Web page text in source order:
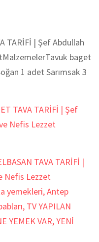
TARİFİ | Şef Abdullah
baget
1 adet Sarımsak 3
TAVA TARİFİ | Şef
Nefis Lezzet
yemekleri,Antep
, TV YAPILAN
YEMEK VAR,YENİ